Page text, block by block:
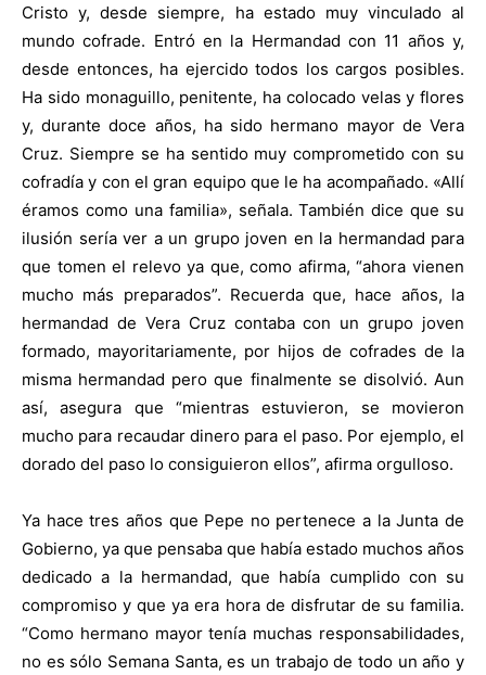
Cristo y, desde siempre, ha estado muy vinculado al
mundo cofrade. Entró en la Hermandad con 11 años y,
desde entonces, ha ejercido todos los cargos posibles.
Ha sido monaguillo, penitente, ha colocado velas y flores
y, durante doce años, ha sido hermano mayor de Vera
Cruz. Siempre se ha sentido muy comprometido con su
cofradía y con el gran equipo que le ha acompañado. «Allí
éramos como una familia», señala. También dice que su
ilusión sería ver a un grupo joven en la hermandad para
que tomen el relevo ya que, como afirma, “ahora vienen
mucho más preparados”. Recuerda que, hace años, la
hermandad de Vera Cruz contaba con un grupo joven
formado, mayoritariamente, por hijos de cofrades de la
misma hermandad pero que finalmente se disolvió. Aun
así, asegura que “mientras estuvieron, se movieron
mucho para recaudar dinero para el paso. Por ejemplo, el
dorado del paso lo consiguieron ellos”, afirma orgulloso.
Ya hace tres años que Pepe no pertenece a la Junta de
Gobierno, ya que pensaba que había estado muchos años
dedicado a la hermandad, que había cumplido con su
compromiso y que ya era hora de disfrutar de su familia.
“Como hermano mayor tenía muchas responsabilidades,
no es sólo Semana Santa, es un trabajo de todo un año y